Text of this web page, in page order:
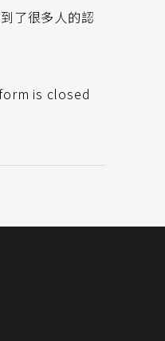
了很多人的認
is closed